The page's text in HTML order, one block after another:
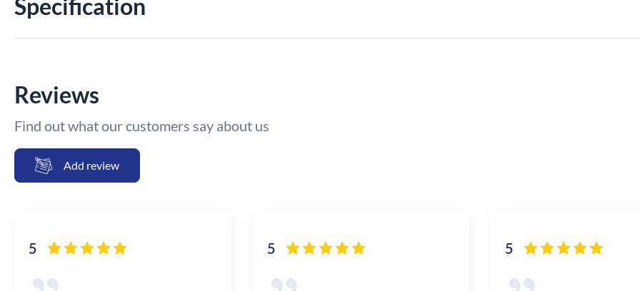
Specification
Reviews
Find out what our customers say about us
Add review
5 5 5